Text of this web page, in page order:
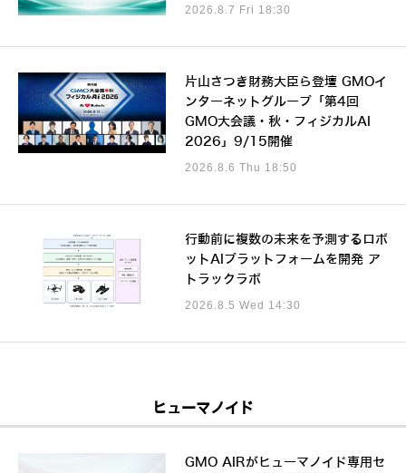
2026.8.7 Fri 18:30
片山さつき財務大臣ら登壇 GMOイ
ンターネットグループ「第4回
GMO大会議・秋・フィジカルAI
2026」9/15開催
2026.8.6 Thu 18:50
行動前に複数の未来を予測するロボ
ットAIプラットフォームを開発 ア
トラックラボ
2026.8.5 Wed 14:30
ヒューマノイド
GMO AIRがヒューマノイド専用セ